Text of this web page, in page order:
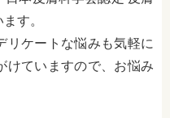
す。
リケートな悩みも気軽に
けていますので、お悩み